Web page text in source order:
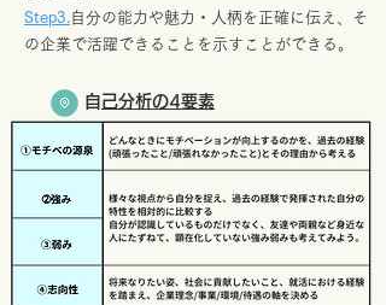
Step3.自分の能力や魅力・人柄を正確に伝え、そ
の企業で活躍できることを示すことができる。
​自己分析の4要素